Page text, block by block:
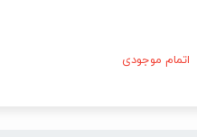
اتمام موجودی